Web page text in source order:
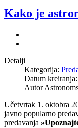
Kako je
Detalji
Kategorija:
Datum
Autor
Učetvrtak 1. oktobra
javno popularno
predavanja